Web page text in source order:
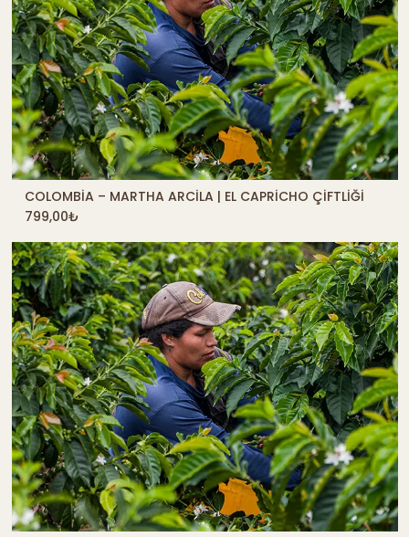
QUICK SHOP
COLOMBIA – MARTHA ARCILA | EL CAPRICHO ÇIFTLIĞI
799,00₺